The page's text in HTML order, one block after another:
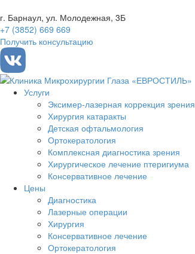
г. Барнаул, ул. Молодежная, 3Б
+7 (3852) 669 669
Получить консультацию
Услуги
Эксимер-лазерная коррекция зрения
Хирургия катаракты
Детская офтальмология
Ортокератология
Комплексная диагностика зрения
Хирургическое лечение птеригиума
Консервативное лечение
Цены
Диагностика
Лазерные операции
Хирургия
Консервативное лечение
Ортокератология